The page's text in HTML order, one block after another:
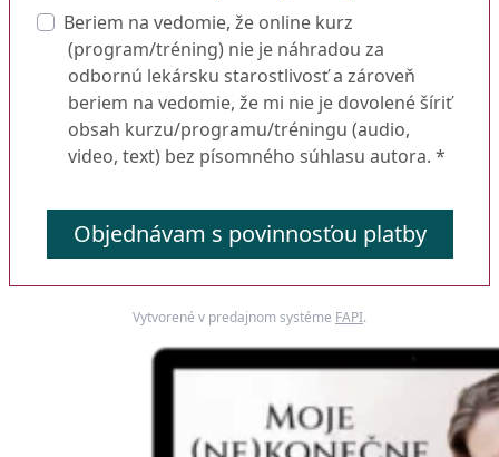
Beriem na vedomie, že online kurz
(program/tréning) nie je náhradou za
odbornú lekársku starostlivosť a zároveň
beriem na vedomie, že mi nie je dovolené šíriť
obsah kurzu/programu/tréningu (audio,
video, text) bez písomného súhlasu autora. *
Objednávam s povinnosťou platby
Vytvorené v predajnom systéme FAPI.